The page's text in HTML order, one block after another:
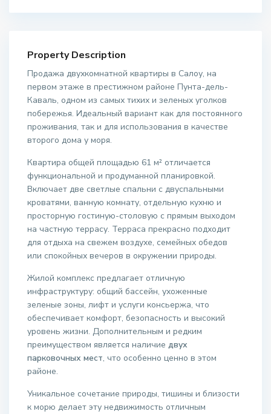
Property Description
Продажа двухкомнатной квартиры в Салоу, на
первом этаже в престижном районе Пунта-дель-
Каваль, одном из самых тихих и зеленых уголков
побережья. Идеальный вариант как для постоянного
проживания, так и для использования в качестве
второго дома у моря.
Квартира общей площадью 61 м² отличается
функциональной и продуманной планировкой.
Включает две светлые спальни с двуспальными
кроватями, ванную комнату, отдельную кухню и
просторную гостиную-столовую с прямым выходом
на частную террасу. Терраса прекрасно подходит
для отдыха на свежем воздухе, семейных обедов
или спокойных вечеров в окружении природы.
Жилой комплекс предлагает отличную
инфраструктуру: общий бассейн, ухоженные
зеленые зоны, лифт и услуги консьержа, что
обеспечивает комфорт, безопасность и высокий
уровень жизни. Дополнительным и редким
преимуществом является наличиедвух
парковочных мест, что особенно ценно в этом
районе.
Уникальное сочетание природы, тишины и близости
к морю делает эту недвижимость отличным